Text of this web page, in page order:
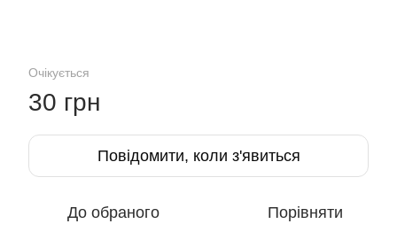
Очікується
30 грн
Повідомити, коли з'явиться
До обраного Порівняти